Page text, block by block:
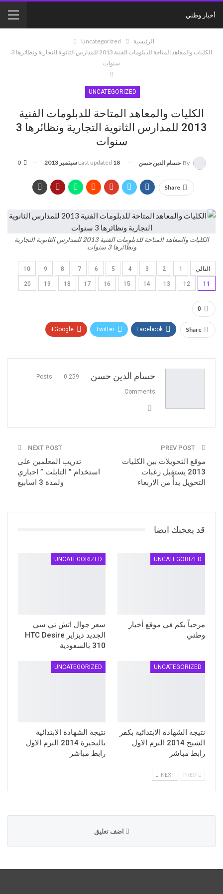
أخبار وطني
الرئيسية
Uncategorized
الكليات والمعاهد المتاحة للدبلومات الفنية 2013 للمدارس الثانوية التجارية ونظائرها 3
سنوات
UNCATEGORIZED
الكليات والمعاهد المتاحة للدبلومات الفنية
2013 للمدارس الثانوية التجارية ونظائرها 3
سنوات
By حسام الدين حسن Last updated 18 سبتمبر 2013 0
Share
الكليات والمعاهد المتاحة للدبلومات الفنية 2013 للمدارس الثانوية التجارية
ونظائرها 3 سنوات
التالي 1
2
3
4
5
6
7
8
9
10
11
12
13
14
15
16
17
18
19
20
0
Share
Facebook
Twitter
Google+
حسام الدين حسن 259 Posts
0
Comments
موقع التحويلات بين الكليات
2013 يستقبل رغبات
التحويل بدأً من الاربعاء
NEXT POST
تدريب المعلمين على
استخدام ” التابلت ” اجباري
ولمدة 3 اسابيع
قد يعجبك ايضا
UNCATEGORIZED
مرحباً بكم في موقع أخبار
وطني
UNCATEGORIZED
سعر جوال اتش تي سي
الجديد ديزاير HTC Desire
310 بالسعودية
UNCATEGORIZED
نتيجة الشهادة الابتدائية بكفر
الشيخ 2014 الترم الاول
رابط مباشر
UNCATEGORIZED
نتيجة الشهادة الابتدائية
بالبحيرة 2014 الترم الاول
رابط مباشر
NEXT
اضف تعليق